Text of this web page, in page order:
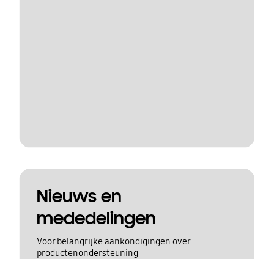
Nieuws en
mededelingen
Voor belangrijke aankondigingen over
productenondersteuning